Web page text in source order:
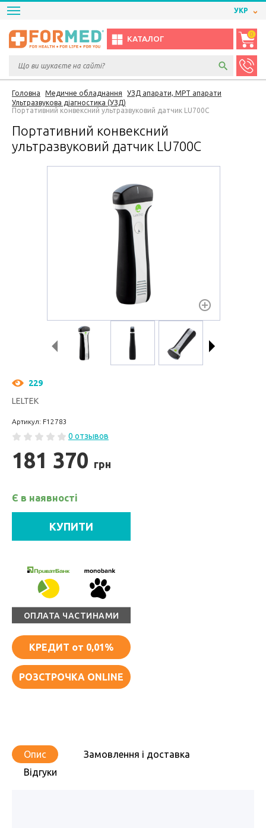
УКР
КАТАЛОГ
0
Головна Медичне обладнання
УЗД апарати, МРТ апарати
Ультразвукова діагностика (УЗД)
Портативний конвексний ультразвуковий датчик LU700C
Портативний конвексний
ультразвуковий датчик LU700C
229
LELTEK
Артикул: F12783
0 отзывов
181 370 грн
Є в наявності
КУПИТИ
ОПЛАТА ЧАСТИНАМИ
КРЕДИТ от 0,01%
РОЗСТРОЧКА ONLINE
Опис
Замовлення і доставка
Відгуки